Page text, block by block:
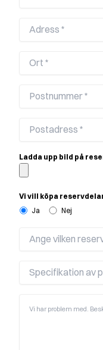
Ladda upp bild på
Vi vill köpa
Ja
Nej